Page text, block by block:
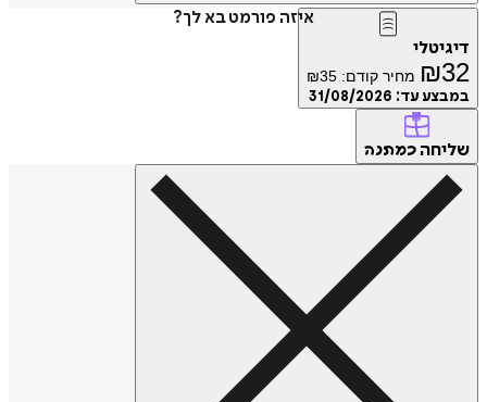
איזה פורמט בא לך?
דיגיטלי
₪32 מחיר קודם: ₪35
במבצע עד: 31/08/2026
שליחה כמתנה